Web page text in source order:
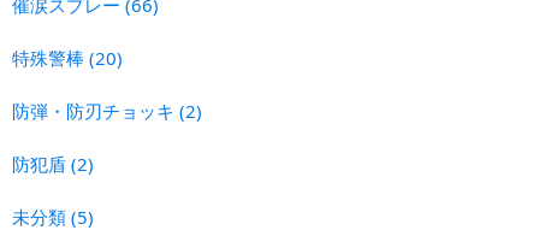
特殊警棒 (20)
防弾・防刃チョッキ (2)
防犯盾 (2)
未分類 (5)